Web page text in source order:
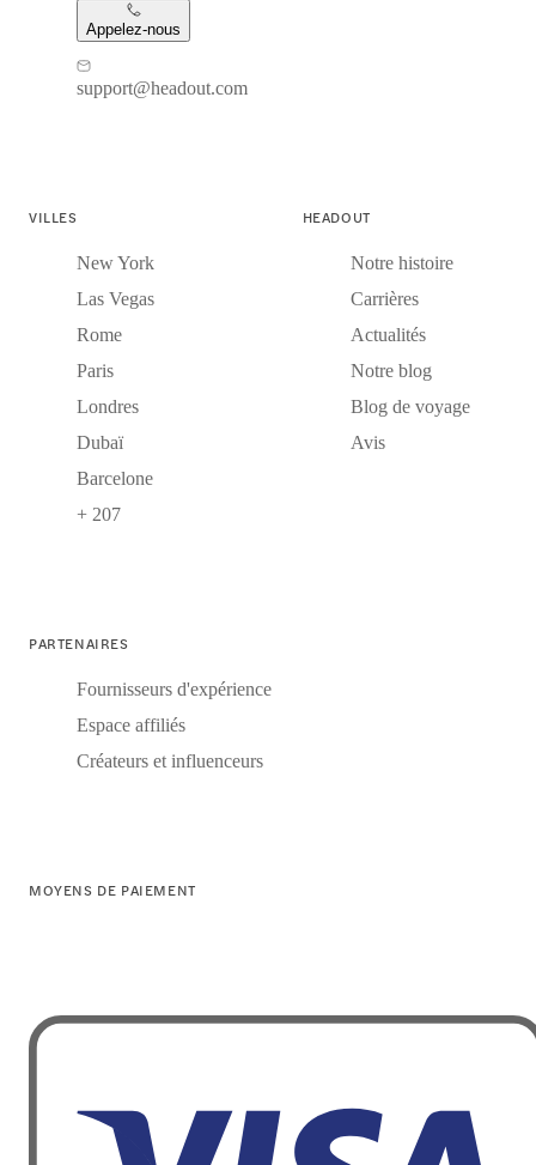
Appelez-nous
support@headout.com
VILLES
New York
Las Vegas
Rome
Paris
Londres
Dubaï
Barcelone
+ 207
HEADOUT
Notre histoire
Carrières
Actualités
Notre blog
Blog de voyage
Avis
PARTENAIRES
Fournisseurs d'expérience
Espace affiliés
Créateurs et influenceurs
MOYENS DE PAIEMENT